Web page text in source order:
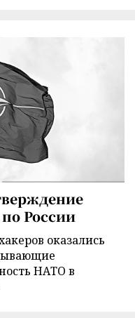
России
оказались
НАТО в